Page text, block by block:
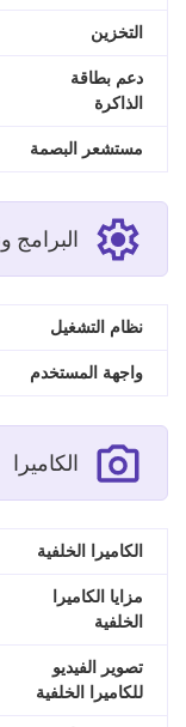
التخزين
دعم بطاقة
الذاكرة
مستشعر البصمة
البرامج
نظام التشغيل
واجهة المستخدم
الكاميرا
الكاميرا الخلفية
مزايا الكاميرا
الخلفية
تصوير الفيديو
للكاميرا الخلفية